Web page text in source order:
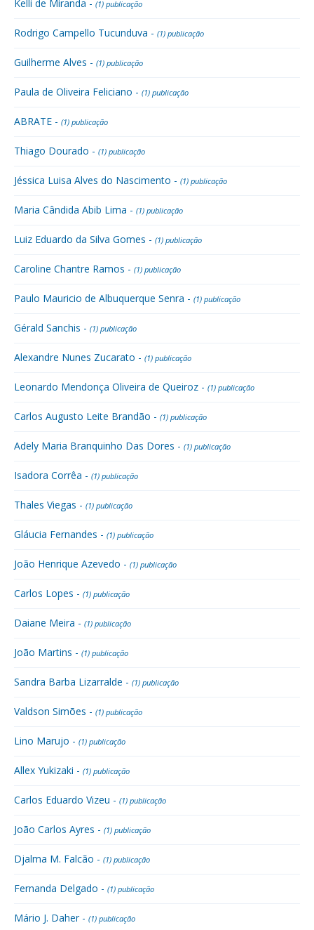
Kelli de Miranda - (1) publicação
Rodrigo Campello Tucunduva - (1) publicação
Guilherme Alves - (1) publicação
Paula de Oliveira Feliciano - (1) publicação
ABRATE - (1) publicação
Thiago Dourado - (1) publicação
Jéssica Luisa Alves do Nascimento - (1) publicação
Maria Cândida Abib Lima - (1) publicação
Luiz Eduardo da Silva Gomes - (1) publicação
Caroline Chantre Ramos - (1) publicação
Paulo Mauricio de Albuquerque Senra - (1) publicação
Gérald Sanchis - (1) publicação
Alexandre Nunes Zucarato - (1) publicação
Leonardo Mendonça Oliveira de Queiroz - (1) publicação
Carlos Augusto Leite Brandão - (1) publicação
Adely Maria Branquinho Das Dores - (1) publicação
Isadora Corrêa - (1) publicação
Thales Viegas - (1) publicação
Gláucia Fernandes - (1) publicação
João Henrique Azevedo - (1) publicação
Carlos Lopes - (1) publicação
Daiane Meira - (1) publicação
João Martins - (1) publicação
Sandra Barba Lizarralde - (1) publicação
Valdson Simões - (1) publicação
Lino Marujo - (1) publicação
Allex Yukizaki - (1) publicação
Carlos Eduardo Vizeu - (1) publicação
João Carlos Ayres - (1) publicação
Djalma M. Falcão - (1) publicação
Fernanda Delgado - (1) publicação
Mário J. Daher - (1) publicação